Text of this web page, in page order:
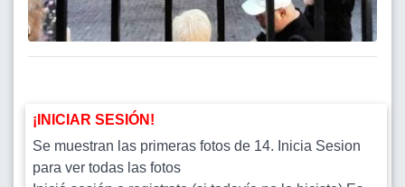
¡INICIAR SESIÓN!
Se muestran las primeras fotos de 14. Inicia Sesion
para ver todas las fotos